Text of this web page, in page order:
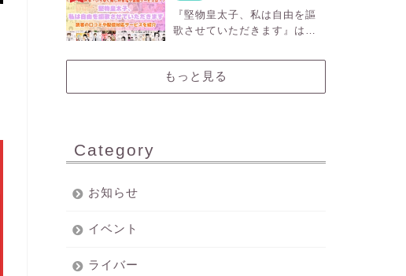
『堅物皇太子、私は自由を謳
歌させていただきます』はど
ころと先行独占配信サイトを
紹介
もっと見る
Category
お知らせ
イベント
ライバー